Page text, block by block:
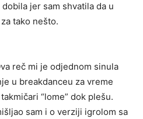
jer sam shvatila da u
tako nešto.
reč mi je odjednom sinula
u breakdanceu za vreme
“lome” dok plešu.
sam i o verziji igrolom sa